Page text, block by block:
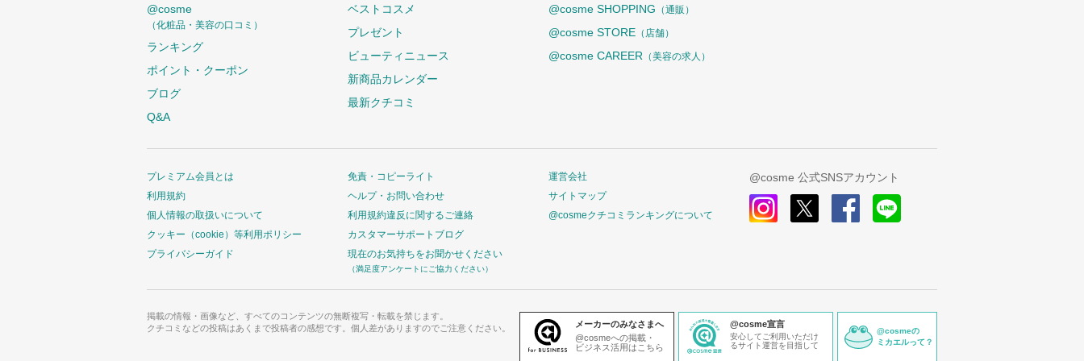
@cosme
（化粧品・美容の口コミ）
ランキング
ポイント・クーポン
ブログ
Q&A
ベストコスメ
プレゼント
ビューティニュース
新商品カレンダー
最新クチコミ
@cosme SHOPPING （通販）
@cosme STORE （店舗）
@cosme CAREER （美容の求人）
プレミアム会員とは
利用規約
個人情報の取扱いについて
クッキー（cookie）等利用ポリシー
プライバシーガイド
免責・コピーライト
ヘルプ・お問い合わせ
利用規約違反に関するご連絡
カスタマーサポートブログ
現在のお気持ちをお聞かせください
（満足度アンケートにご協力ください）
運営会社
サイトマップ
@cosmeクチコミランキングについて
@cosme 公式SNSアカウント
掲載の情報・画像など、すべてのコンテンツの無断複写・転載を禁じます。
クチコミなどの投稿はあくまで投稿者の感想です。個人差がありますのでご注意ください。
メーカーのみなさまへ
@cosmeへの掲載・
ビジネス活用はこちら
@cosme宣言
安心してご利用いただけ
るサイト運営を目指して
@cosmeの
ミカエルって？